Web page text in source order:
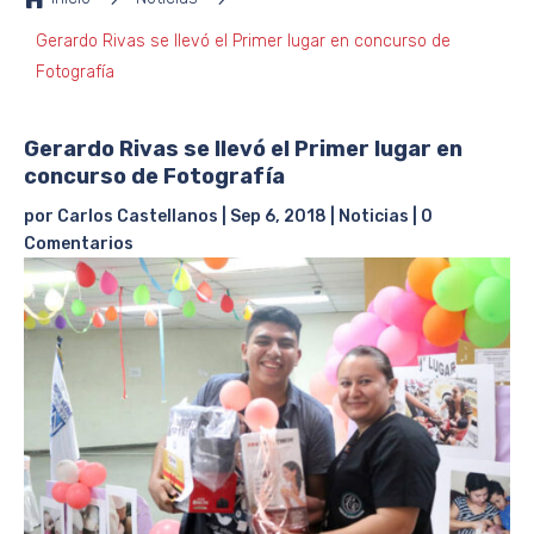
Gerardo Rivas se llevó el Primer lugar en concurso de
Fotografía
Gerardo Rivas se llevó el Primer lugar en
concurso de Fotografía
por Carlos Castellanos Sep 6, 2018 Noticias
0
Comentarios